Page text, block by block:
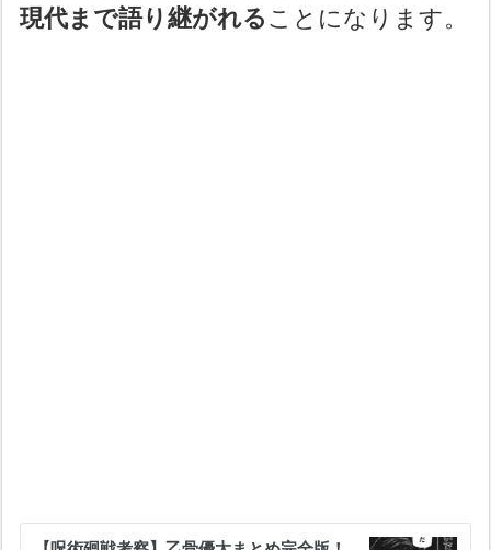
現代まで語り継がれる ことになります。